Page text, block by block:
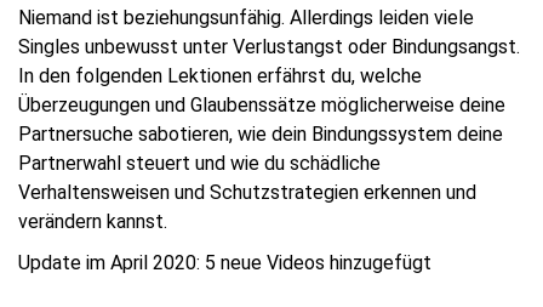
Niemand ist beziehungsunfähig. Allerdings leiden viele
Singles unbewusst unter Verlustangst oder Bindungsangst.
In den folgenden Lektionen erfährst du, welche
Überzeugungen und Glaubenssätze möglicherweise deine
Partnersuche sabotieren, wie dein Bindungssystem deine
Partnerwahl steuert und wie du schädliche
Verhaltensweisen und Schutzstrategien erkennen und
verändern kannst.
Update im April 2020: 5 neue Videos hinzugefügt